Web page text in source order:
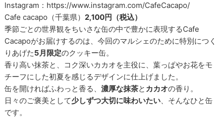
Instagram：https://www.instagram.com/CafeCacapo/
Cafe cacapo（千葉県）2,100円（税込）
季節ごとの世界観をちいさな缶の中で豊かに表現するCafe
Cacapoがお届けするのは、今回のマルシェのために特別につく
りあげた5月限定のクッキー缶。
香り高い抹茶と、コク深いカカオを主役に、葉っぱやお花をモ
チーフにした初夏を感じるデザインに仕上げました。
缶を開ければふわっと香る、濃厚な抹茶と カカオの香り。
日々のご褒美として少しずつ大切に味わいたい、そんなひと缶
です。